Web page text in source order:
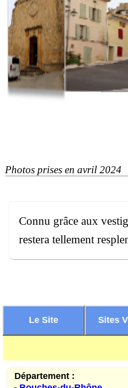
Photos prises en avril 2024
Connu grâce aux
restera tellement
Le Site Sites
Département :